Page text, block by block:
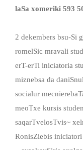
laSa xomeriki 593
2 dekembers bsu-Si
romelSic mravali
erT-erTi iniciatoria
miznebsa da
socialur
meoTxe kursis
saqarTvelosTvis~
RonisZiebis iniciatori